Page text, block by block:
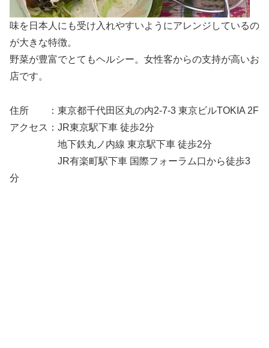
味を日本人にも受け入れやすいようにアレンジしているの
が大きな特徴。
野菜が豊富でとてもヘルシー。女性客からの支持が高いお
店です。
住所 ：東京都千代田区丸の内2-7-3 東京ビルTOKIA 2F
アクセス：JR東京駅下車 徒歩2分
地下鉄丸ノ内線 東京駅下車 徒歩2分
JR有楽町駅下車 国際フォーラム口から徒歩3
分